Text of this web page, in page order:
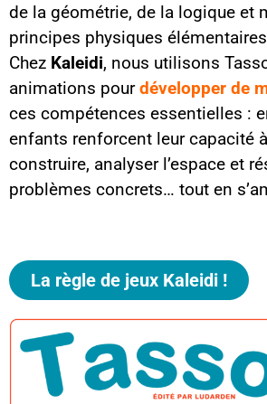
de la géométrie, de la logique et
principes physiques
Chez Kaleidi, nous utilisons
animations pourdévelopper de
ces compétences essentielles :
enfants renforcent leur capacité
construire, analyser l’espace et
problèmes concrets… tout en
La règle de jeux Kaleidi !